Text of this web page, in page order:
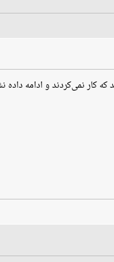
کار نمی‌کردند و ادامه داده